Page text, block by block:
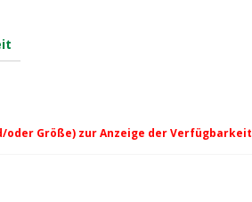
oder Größe) zur Anzeige der Verfügbarkeit